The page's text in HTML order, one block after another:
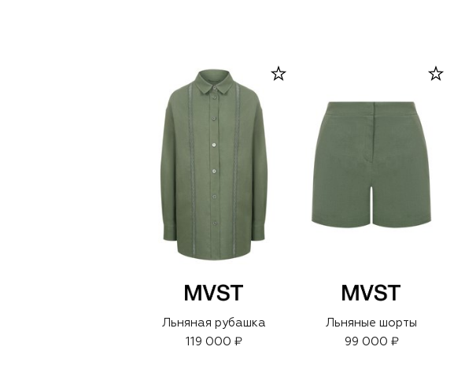
Льняная рубашка
119 000 ₽
Льняные шорты
99 000 ₽